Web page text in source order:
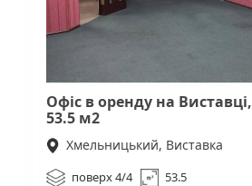
Офіс в оренду на Виставці,
53.5 м2
Хмельницький, Виставка
поверх 4/4 53.5